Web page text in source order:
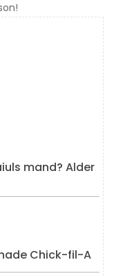
mand? Alder
Chick-fil-A